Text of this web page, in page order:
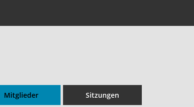
Mitglieder Sitzungen